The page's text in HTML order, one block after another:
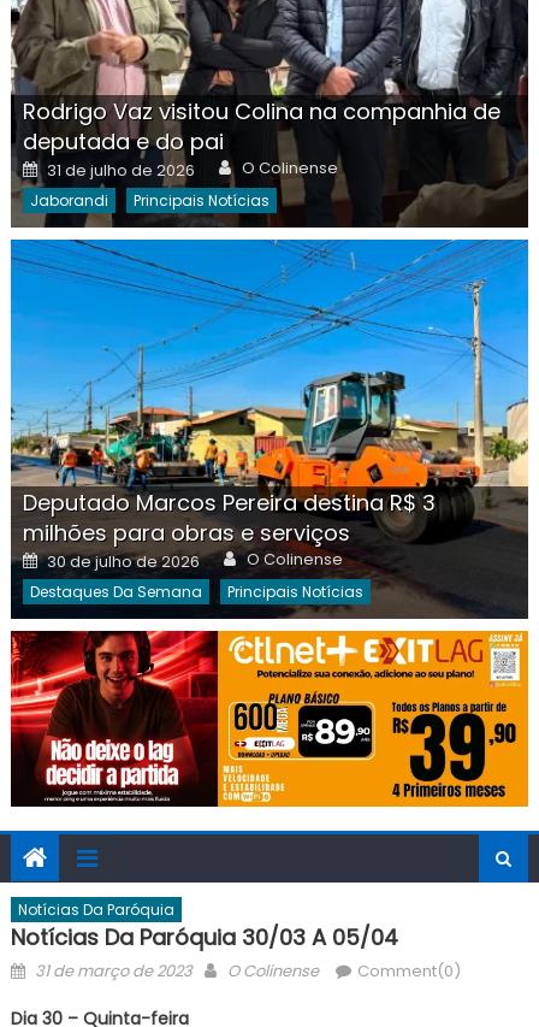
Rodrigo Vaz visitou Colina na companhia de
deputada e do pai
Posted
on
31 de julho de 2026 Author
O Colinense
Jaborandi Principais Notícias
Deputado Marcos Pereira destina R$ 3
milhões para obras e serviços
Posted
on
30 de julho de 2026 Author
O Colinense
Destaques Da Semana Principais Notícias
Notícias Da Paróquia
Notícias Da Paróquia 30/03 A 05/04
Posted
31 de março de 2023 Author
O Colinense Comment(0)
Dia 30 – Quinta-feira